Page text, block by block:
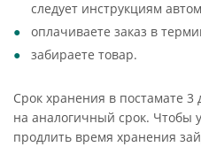
следует инструкциям
оплачиваете заказ в
забираете товар.
Срок хранения в постамате
на аналогичный срок.
продлить время хранения